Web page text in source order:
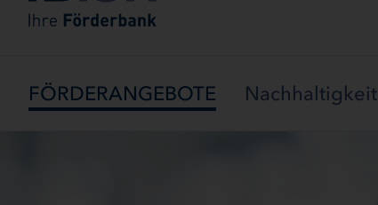
FÖRDERANGEBOTE Nachhaltigkeit